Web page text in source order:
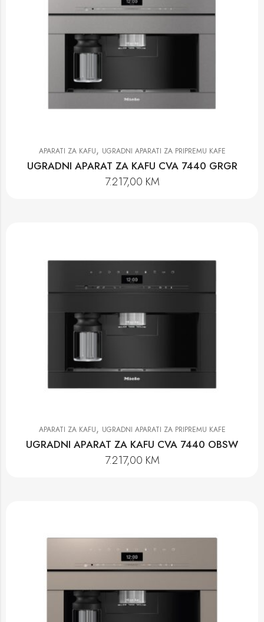
APARATI ZA KAFU, UGRADNI APARATI ZA PRIPREMU KAFE
UGRADNI APARAT ZA KAFU CVA 7440 GRGR
7.217,00 KM
APARATI ZA KAFU, UGRADNI APARATI ZA PRIPREMU KAFE
UGRADNI APARAT ZA KAFU CVA 7440 OBSW
7.217,00 KM